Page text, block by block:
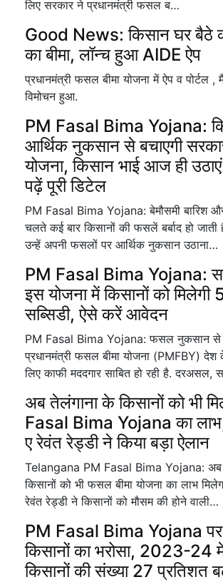
लिए सरकार ने प्रधानमंत्री फसल ब…
Good News: किसान घर
का बीमा, लॉन्च हुआ AIDE ऐप
प्रधानमंत्री फसल बीमा योजना में ऐप व पोर्टल
विमोचन हुआ.
PM Fasal Bima Yojana:
आर्थिक नुकसान से बचाएगी
योजना, किसान भाई आज ही
पढ़ें पूरी डिटेल
PM Fasal Bima Yojana: बेमौसमी बारिश
चलते कई बार किसानों की फसलें बर्बाद हो
उन्हें अपनी फसलों पर आर्थिक नुकसान उठाना…
PM Fasal Bima Yojana:
इस योजना में किसानों को मिलेगी
सब्सिडी, ऐसे करें आवेदन
PM Fasal Bima Yojana: फसल नुकसान से
प्रधानमंत्री फसल बीमा योजना (PMFBY)
लिए काफी मददगार साबित हो रही है. दरअसल,
अब तेलंगाना के किसानों को भी
Fasal Bima Yojana का
ए रेवंत रेड्डी ने किया बड़ा ऐलान
Telangana PM Fasal Bima Yojana: अब
किसानों को भी फसल बीमा योजना का लाभ
रेवंत रेड्डी ने किसानों को मौसम की होने वाली…
PM Fasal Bima Yojana पर
किसानों का भरोसा, 2023-24 में
किसानों की संख्या 27 प्रतिशत